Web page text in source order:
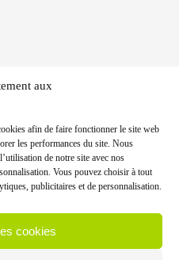
aux
afin de faire fonctionner le site web
les performances du site. Nous
de notre site avec nos
Vous pouvez choisir à tout
publicitaires et de personnalisation.
cookies